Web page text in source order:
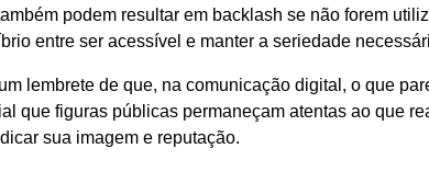
podem resultar em backlash se não forem
entre ser acessível e manter a seriedade
lembrete de que, na comunicação digital, o que
que figuras públicas permaneçam atentas ao que
sua imagem e reputação.